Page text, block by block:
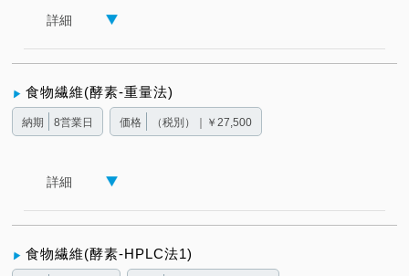
詳細
食物繊維(酵素-重量法 )
納期 8営業日 価格 （税別）｜￥27,500
詳細
食物繊維(酵素-HPLC法1 )